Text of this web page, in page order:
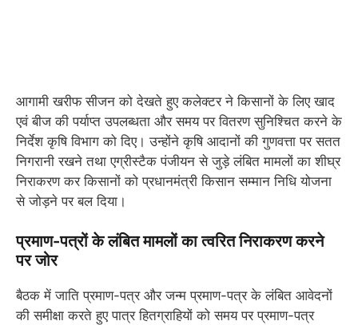
आगामी खरीफ सीजन को देखते हुए कलेक्टर ने किसानों के लिए खाद
एवं बीज की पर्याप्त उपलब्धता और समय पर वितरण सुनिश्चित करने के
निर्देश कृषि विभाग को दिए। उन्होंने कृषि आदानों की गुणवत्ता पर सतत
निगरानी रखने तथा एग्रीस्टैक पंजीयन से जुड़े लंबित मामलों का शीघ्र
निराकरण कर किसानों को प्रधानमंत्री किसान सम्मान निधि योजना
से जोड़ने पर बल दिया।
प्रमाण-पत्रों के लंबित मामलों का त्वरित निराकरण करने
पर जोर
बैठक में जाति प्रमाण-पत्र और जन्म प्रमाण-पत्र के लंबित आवेदनों
की समीक्षा करते हुए पात्र हितग्राहियों को समय पर प्रमाण-पत्र